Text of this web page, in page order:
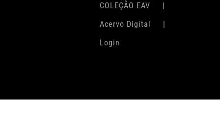
COLEÇÃO EAV
Acervo Digital
Login